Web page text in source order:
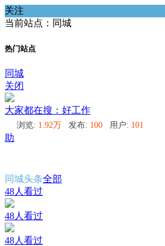
关注
当前站点：同城
热门站点
同城
关闭
大家都在搜：好工作
浏览: 1.92万 发布: 100 用户: 101
助
同城头条全部
48人看过
48人看过
48人看过